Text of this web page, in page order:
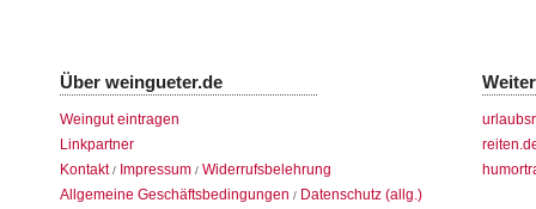
Über weingueter.de
Weingut eintragen
Linkpartner
Kontakt/ Impressum / Widerrufsbelehrung
Allgemeine Geschäftsbedingungen / Datenschutz (allg.)